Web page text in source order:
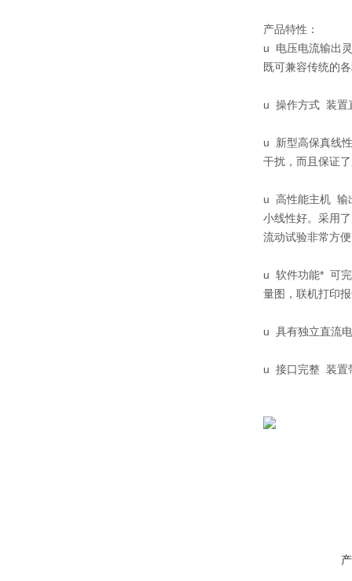
产品特性：
u 电压电流输出
既可兼容传统的
u 操作方式 装置
u 新型高保真线
干扰，而且保证
u 高性能主机 输
小线性好。采用
流动试验非常方
u 软件功能* 可完
量图，联机打印
u 具有独立直流
u 接口完整 装置